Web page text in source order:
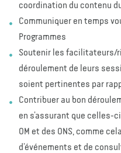
coordination du contenu
Communiquer en temps
Programmes
Soutenir les facilitateurs/
déroulement de leurs
soient pertinentes par
Contribuer au bon
en s’assurant que celles-
OM et des ONS, comme
d’événements et de